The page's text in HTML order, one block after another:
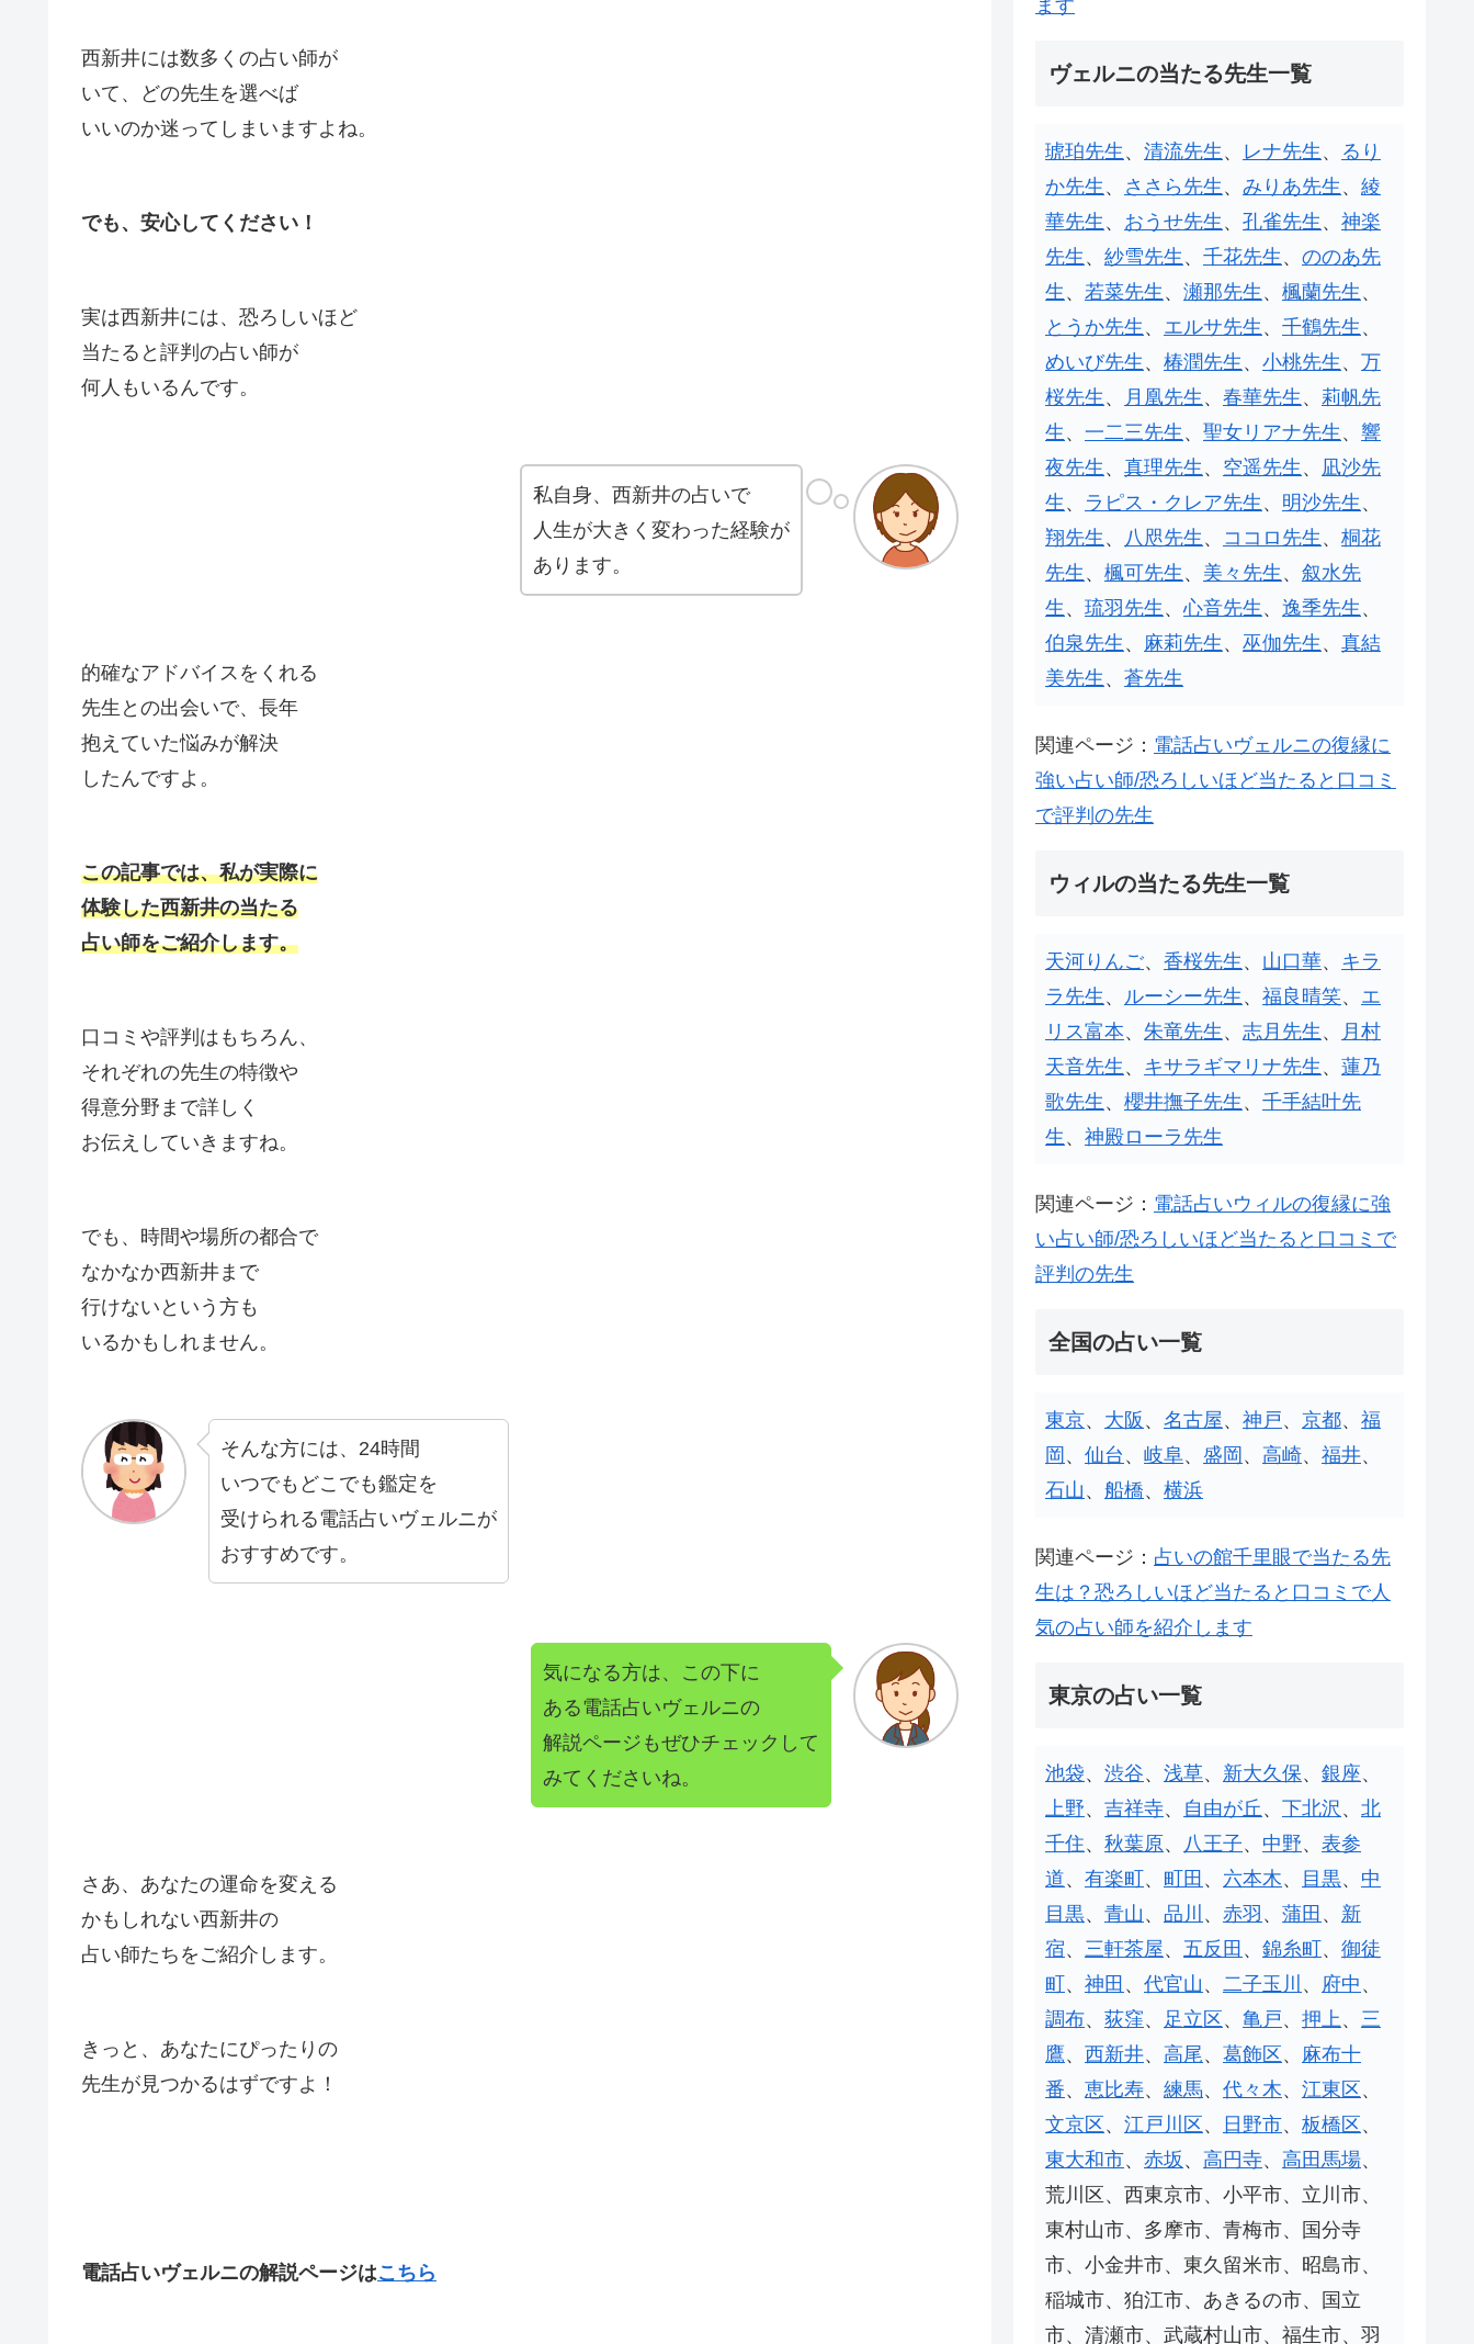
西新井には数多くの占い師が
いて、どの先生を選べば
いいのか迷ってしまいますよね。
でも、安心してください！
実は西新井には、恐ろしいほど
当たると評判の占い師が
何人もいるんです。
私自身、西新井の占いで
人生が大きく変わった経験が
あります。
的確なアドバイスをくれる
先生との出会いで、長年
抱えていた悩みが解決
したんですよ。
この記事では、私が実際に
体験した西新井の当たる
占い師をご紹介します。
口コミや評判はもちろん、
それぞれの先生の特徴や
得意分野まで詳しく
お伝えしていきますね。
でも、時間や場所の都合で
なかなか西新井まで
行けないという方も
いるかもしれません。
そんな方には、24時間
いつでもどこでも鑑定を
受けられる電話占いヴェルニが
おすすめです。
気になる方は、この下に
ある電話占いヴェルニの
解説ページもぜひチェックして
みてくださいね。
さあ、あなたの運命を変える
かもしれない西新井の
占い師たちをご紹介します。
きっと、あなたにぴったりの
先生が見つかるはずですよ！
電話占いヴェルニの解説ページはこちら
ます
ヴェルニの当たる先生一覧
琥珀先生 、 清流先生 、 レナ先生 、 るり
か先生 、 ささら先生 、 みりあ先生 、 綾
華先生 、 おうせ先生 、 孔雀先生 、 神楽
先生 、 紗雪先生 、 千花先生 、 ののあ先
生 、 若菜先生 、 瀬那先生 、 楓蘭先生 、
とうか先生 、 エルサ先生 、 千鶴先生 、
めいび先生 、 椿潤先生 、 小桃先生 、 万
桜先生 、 月凰先生 、 春華先生 、 莉帆先
生 、 一二三先生 、 聖女リアナ先生 、 響
夜先生 、 真理先生 、 空遥先生 、 凪沙先
生 、 ラピス・クレア先生 、 明沙先生 、
翔先生 、 八咫先生 、 ココロ先生 、 桐花
先生 、 楓可先生 、 美々先生 、 叙水先
生 、 琉羽先生 、心音先生 、 逸季先生 、
伯泉先生 、 麻莉先生 、 巫伽先生 、 真結
美先生 、 蒼先生
関連ページ： 電話占いヴェルニの復縁に
強い占い師/恐ろしいほど当たると口コミ
で評判の先生
ウィルの当たる先生一覧
天河りんご、 香桜先生 、 山口華、 キラ
ラ先生 、 ルーシー先生 、 福良晴笑、 エ
リス富本、 朱竜先生 、 志月先生 、
月村
天音先生 、 キサラギマリナ先生 、 蓮乃
歌先生 、 櫻井撫子先生 、 千手結叶先
生 、 神殿ローラ先生
関連ページ： 電話占いウィルの復縁に強
い占い師/恐ろしいほど当たると口コミで
評判の先生
全国の占い一覧
東京、 大阪 、 名古屋、 神戸、 京都、 福
岡 、 仙台 、 岐阜、 盛岡 、 高崎、 福井、
石山 、 船橋、 横浜
関連ページ： 占いの館千里眼で当たる先
生は？恐ろしいほど当たると口コミで人
気の占い師を紹介します
東京の占い一覧
池袋、 渋谷、 浅草、 新大久保、 銀座、
上野、 吉祥寺、 自由が丘 、 下北沢 、 北
千住、 秋葉原、 八王子、 中野、 表参
道、 有楽町、 町田 、 六本木、 目黒、 中
目黒、 青山 、 品川 、 赤羽 、 蒲田 、 新
宿、 三軒茶屋、 五反田 、 錦糸町、 御徒
町、 神田 、 代官山 、 二子玉川 、 府中 、
調布、 荻窪、 足立区、 亀戸、 押上 、 三
鷹、 西新井、 高尾 、 葛飾区、 麻布十
番、 恵比寿、 練馬、 代々木、 江東区、
文京区、 江戸川区、 日野市、 板橋区、
東大和市、 赤坂 、 高円寺、 高田馬場、
荒川区、西東京市、小平市、立川市、
東村山市、多摩市、青梅市、国分寺
市、小金井市、東久留米市、昭島市、
稲城市、狛江市、あきるの市、国立
市、清瀬市、武蔵村山市、福生市、羽